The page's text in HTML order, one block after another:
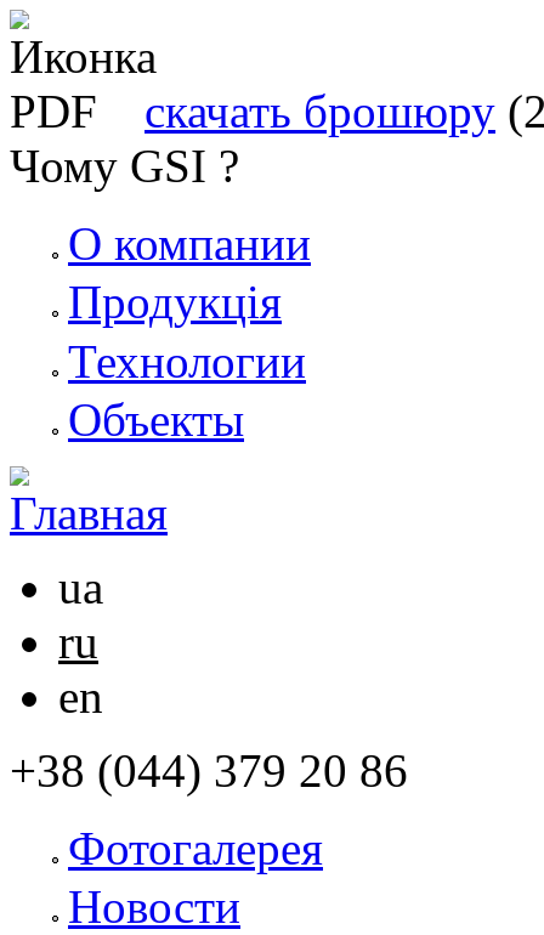
скачать брошюру
Чому GSI ?
О компании
Продукція
Технологии
Объекты
ua
ru
en
+38 (044) 379 20 86
Фотогалерея
Новости